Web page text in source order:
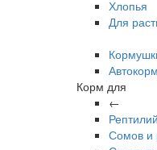
Хлопья
Для
Корм для
←
Рептилий
Сомов и